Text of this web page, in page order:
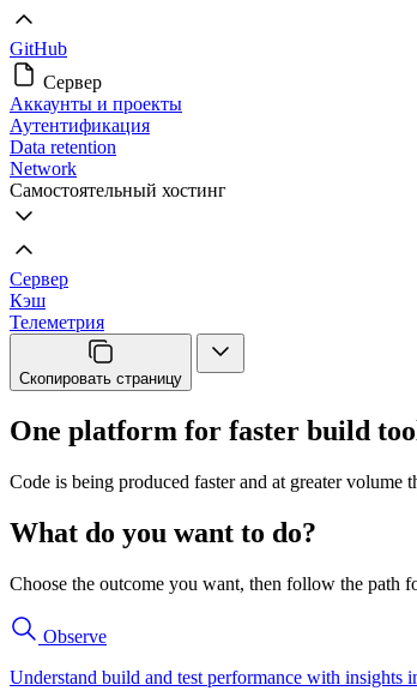
GitHub
Сервер
Аккаунты и проекты
Аутентификация
Data retention
Network
Самостоятельный хостинг
Сервер
Кэш
Телеметрия
Скопировать страницу
One platform for faster build
Code is being produced faster and at greater
What do you want to do?
Choose the outcome you want, then follow the path
Observe
Understand build and test performance with insights